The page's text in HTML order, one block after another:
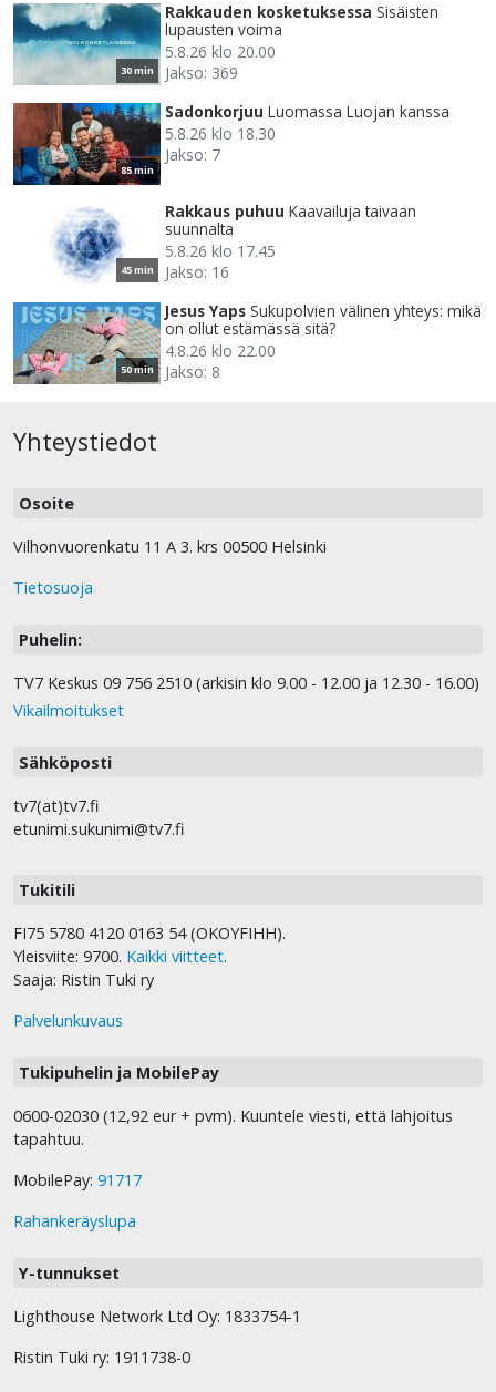
30 min
Rakkauden kosketuksessa Sisäisten
lupausten voima
5.8.26 klo 20.00
Jakso: 369
85 min
Sadonkorjuu Luomassa Luojan kanssa
5.8.26 klo 18.30
Jakso: 7
45 min
Rakkaus puhuu Kaavailuja taivaan
suunnalta
5.8.26 klo 17.45
Jakso: 16
50 min
Jesus Yaps Sukupolvien välinen yhteys: mikä
on ollut estämässä sitä?
4.8.26 klo 22.00
Jakso: 8
Yhteystiedot
Osoite
Vilhonvuorenkatu 11 A 3. krs 00500 Helsinki
Tietosuoja
Puhelin:
TV7 Keskus 09 756 2510 (arkisin klo 9.00 - 12.00 ja 12.30 - 16.00)
Vikailmoitukset
Sähköposti
tv7(at)tv7.fi
etunimi.sukunimi@tv7.fi
Tukitili
FI75 5780 4120 0163 54 (OKOYFIHH).
Yleisviite: 9700. Kaikki viitteet.
Saaja: Ristin Tuki ry
Palvelunkuvaus
Tukipuhelin ja MobilePay
0600-02030 (12,92 eur + pvm). Kuuntele viesti, että lahjoitus
tapahtuu.
MobilePay: 91717
Rahankeräyslupa
Y-tunnukset
Lighthouse Network Ltd Oy: 1833754-1
Ristin Tuki ry: 1911738-0